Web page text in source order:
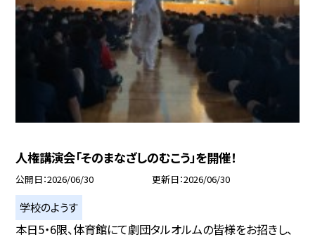
人権講演会「そのまなざしのむこう」を開催！
公開日 2026/06/30 更新日 2026/06/30
学校のようす
本日5・6限、体育館にて劇団タルオルムの皆様をお招きし、